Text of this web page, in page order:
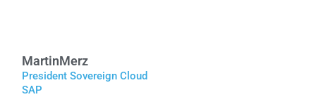
MartinMerz
President Sovereign Cloud
SAP